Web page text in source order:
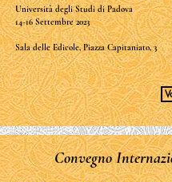
Università degli Studi di Padova
14-16 Settembre 2023
Sala delle Edicole, Piazza Capitaniato, 3
Convegno